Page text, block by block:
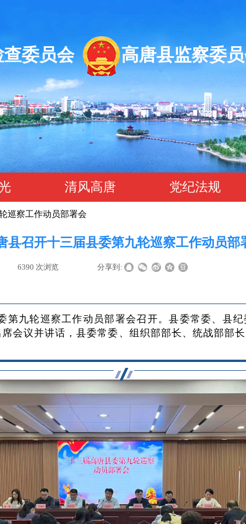
查委员会 高唐县监察委员
清风高唐 党纪法规
巡察工作动员部署会
县召开十三届县委第九轮巡察工作动员部
6390 次浏览 分享到:
第九轮巡察工作动员部署会召开。县委常委、县
会议并讲话，县委常委、组织部部长、统战部部